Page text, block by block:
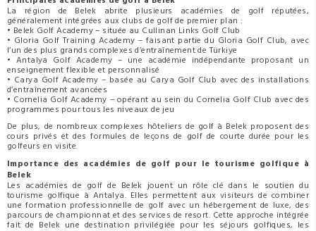
La région de Belek abrite plusieurs académies de golf réputées,
généralement intégrées aux clubs de golf de premier plan :
• Belek Golf Academy – située au Cullinan Links Golf Club
• Gloria Golf Training Academy – faisant partie du Gloria Golf Club, avec
l’un des plus grands complexes d’entraînement de Türkiye
• Antalya Golf Academy – une académie indépendante proposant un
enseignement flexible et personnalisé
• Carya Golf Academy – basée au Carya Golf Club avec des installations
d’entraînement avancées
• Cornelia Golf Academy – opérant au sein du Cornelia Golf Club avec des
programmes pour tous les niveaux de jeu
De plus, de nombreux complexes hôteliers de golf à Belek proposent des
cours privés et des formules de leçons de golf de courte durée pour les
golfeurs en visite.
Importance des académies de golf pour le tourisme golfique à
Belek
Les académies de golf de Belek jouent un rôle clé dans le soutien du
tourisme golfique à Antalya. Elles permettent aux visiteurs de combiner
une formation professionnelle de golf avec un hébergement de luxe, des
parcours de championnat et des services de resort. Cette approche intégrée
fait de Belek une destination privilégiée pour les séjours golfiques, les